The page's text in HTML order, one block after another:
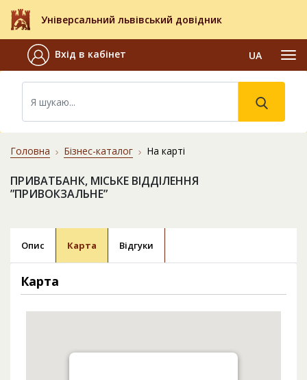
Універсальний львівський довідник
Вхід в кабінет UA
Головна Бізнес-каталог На карті
ПРИВАТБАНК, МІСЬКЕ ВІДДІЛЕННЯ
”ПРИВОКЗАЛЬНЕ”
Опис Карта Відгуки
Карта